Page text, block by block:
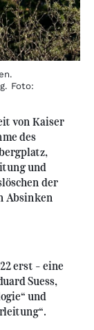
Foto:
von Kaiser
des
und
der
Absinken
erst – eine
Suess,
und